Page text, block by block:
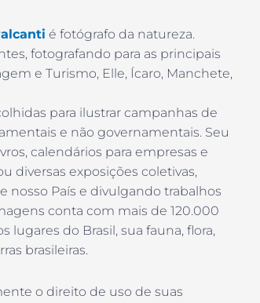
é fotógrafo da natureza.
fotografando para as principais
e Turismo, Elle, Ícaro, Manchete,
para ilustrar campanhas de
e não governamentais. Seu
calendários para empresas e
diversas exposições coletivas,
nosso País e divulgando trabalhos
conta com mais de 120.000
lugares do Brasil, sua fauna, flora,
brasileiras.
o direito de uso de suas